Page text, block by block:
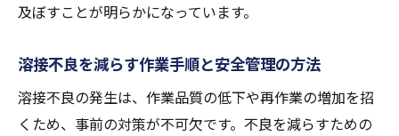
及ぼすことが明らかになっています。
溶接不良を減らす作業手順と安全管理の方法
溶接不良の発生は、作業品質の低下や再作業の増加を招
くため、事前の対策が不可欠です。不良を減らすための